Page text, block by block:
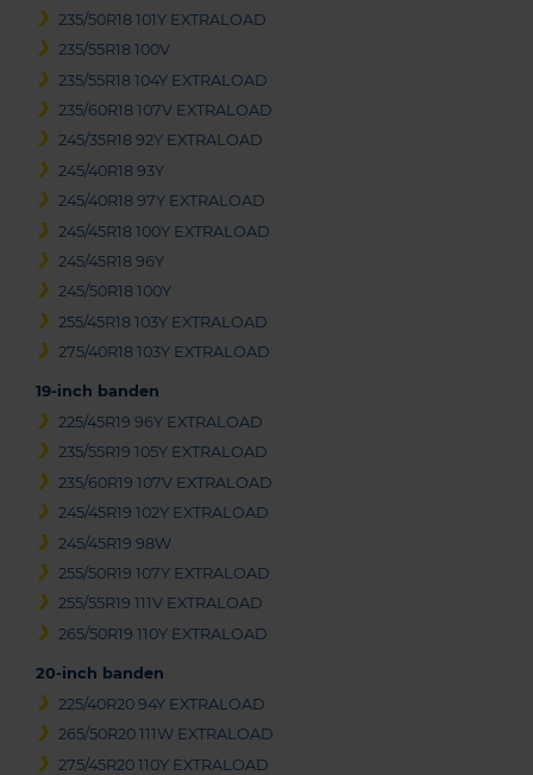
235/50R18 101Y EXTRALOAD
235/55R18 100V
235/55R18 104Y EXTRALOAD
235/60R18 107V EXTRALOAD
245/35R18 92Y EXTRALOAD
245/40R18 93Y
245/40R18 97Y EXTRALOAD
245/45R18 100Y EXTRALOAD
245/45R18 96Y
245/50R18 100Y
255/45R18 103Y EXTRALOAD
275/40R18 103Y EXTRALOAD
19-inch banden
225/45R19 96Y EXTRALOAD
235/55R19 105Y EXTRALOAD
235/60R19 107V EXTRALOAD
245/45R19 102Y EXTRALOAD
245/45R19 98W
255/50R19 107Y EXTRALOAD
255/55R19 111V EXTRALOAD
265/50R19 110Y EXTRALOAD
20-inch banden
225/40R20 94Y EXTRALOAD
265/50R20 111W EXTRALOAD
275/45R20 110Y EXTRALOAD